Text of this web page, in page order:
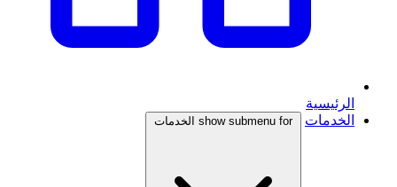
الرئيسية
الخدمات
show submenu for الخدمات